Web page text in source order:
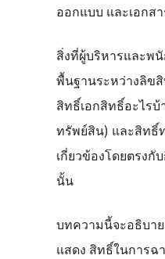
ออกแบบ และเอกส
สิ่งที่ผู้บริหารและพ
พื้นฐานระหว่างลิขสิ
สิทธิ์เอกสิทธิ์อะไร
ทรัพย์สิน) และสิทธิ์
เกี่ยวข้องโดยตรง
นั้น
บทความนี้จะอธิบา
แสดง สิทธิ์ในการฉ